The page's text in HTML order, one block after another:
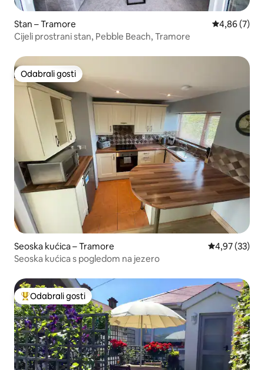
Stan – Tramore Prosječna
4,86 (7)
Cijeli prostrani stan, Pebble Beach, Tramore
Odabrali gosti
Odabrali gosti
Seoska kućica – Tramore Prosječna
4,97 (33)
Seoska kućica s pogledom na jezero
Među najviše rangiranima s oznakom „Odabrali gosti”
Odabrali gosti